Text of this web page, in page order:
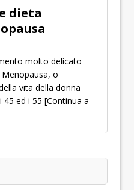
dieta
molto delicato
o
vita della donna
45 ed i 55 [Continua a